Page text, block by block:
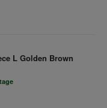
L Golden Brown